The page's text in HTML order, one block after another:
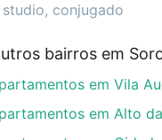
no processo
e conforto. Loft,
conjugado
bairros em
em Vila
em Alto